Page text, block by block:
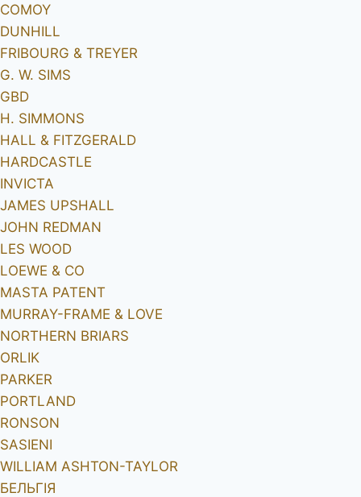
COMOY
DUNHILL
FRIBOURG & TREYER
G. W. SIMS
GBD
H. SIMMONS
HALL & FITZGERALD
HARDCASTLE
INVICTA
JAMES UPSHALL
JOHN REDMAN
LES WOOD
LOEWE & CO
MASTA PATENT
MURRAY-FRAME & LOVE
NORTHERN BRIARS
ORLIK
PARKER
PORTLAND
RONSON
SASIENI
WILLIAM ASHTON-TAYLOR
БЕЛЬГІЯ